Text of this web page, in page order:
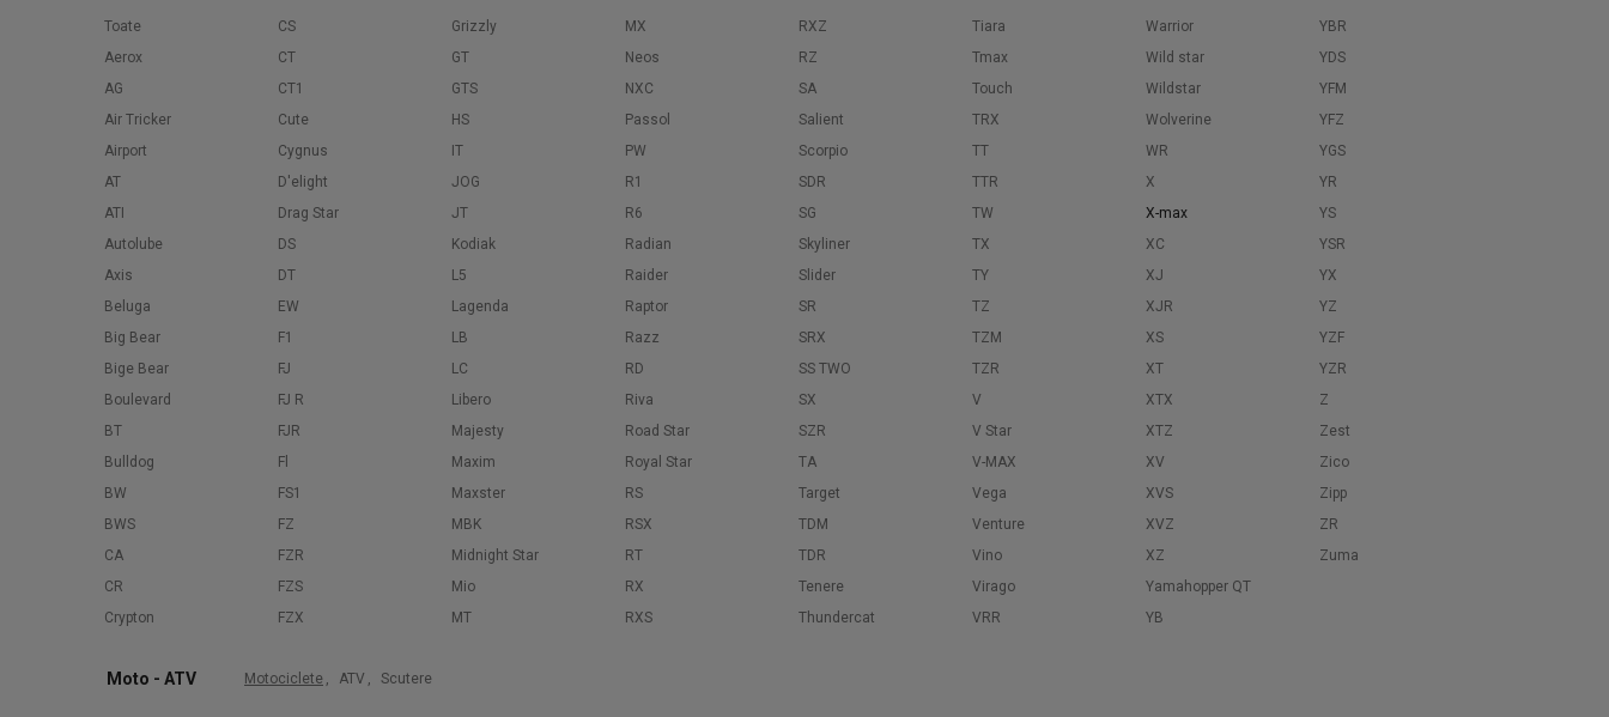
Toate
Aerox
AG
Air Tricker
Airport
AT
ATI
Autolube
Axis
Beluga
Big Bear
Bige Bear
Boulevard
BT
Bulldog
BW
BWS
CA
CR
Crypton
CS
CT
CT1
Cute
Cygnus
D'elight
Drag Star
DS
DT
EW
F1
FJ
FJ R
FJR
Fl
FS1
FZ
FZR
FZS
FZX
Grizzly
GT
GTS
HS
IT
JOG
JT
Kodiak
L5
Lagenda
LB
LC
Libero
Majesty
Maxim
Maxster
MBK
Midnight Star
Mio
MT
MX
Neos
NXC
Passol
PW
R1
R6
Radian
Raider
Raptor
Razz
RD
Riva
Road Star
Royal Star
RS
RSX
RT
RX
RXS
RXZ
RZ
SA
Salient
Scorpio
SDR
SG
Skyliner
Slider
SR
SRX
SS TWO
SX
SZR
TA
Target
TDM
TDR
Tenere
Thundercat
Tiara
Tmax
Touch
TRX
TT
TTR
TW
TX
TY
TZ
TZM
TZR
V
V Star
V-MAX
Vega
Venture
Vino
Virago
VRR
Warrior
Wild star
Wildstar
Wolverine
WR
X
X-max
XC
XJ
XJR
XS
XT
XTX
XTZ
XV
XVS
XVZ
XZ
Yamahopper QT
YB
YBR
YDS
YFM
YFZ
YGS
YR
YS
YSR
YX
YZ
YZF
YZR
Z
Zest
Zico
Zipp
ZR
Zuma
Moto - ATV Motociclete , ATV , Scutere